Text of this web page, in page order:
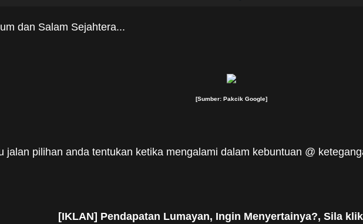
dan Salam Sejahtera...
[Sumber: Pakcik Google]
jalan pilihan anda tentukan ketika mengalami dalam kebuntuan @
[IKLAN] Pendapatan Lumayan, Ingin Menyertainya?, Sila